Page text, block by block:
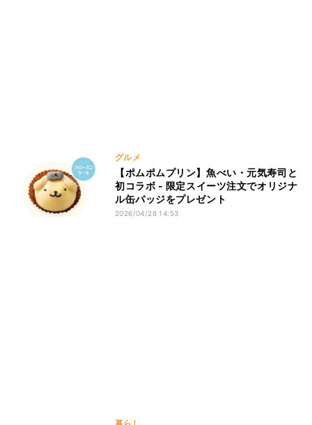
グルメ
【ポムポムプリン】魚べい・元気寿司と
初コラボ - 限定スイーツ注文でオリジナ
ル缶バッジをプレゼント
2026/04/28 14:53